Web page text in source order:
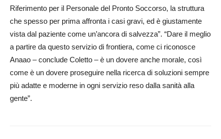
Riferimento per il Personale del Pronto Soccorso, la struttura
che spesso per prima affronta i casi gravi, ed è giustamente
vista dal paziente come un’ancora di salvezza”. “Dare il meglio
a partire da questo servizio di frontiera, come ci riconosce
Anaao – conclude Coletto – è un dovere anche morale, così
come è un dovere proseguire nella ricerca di soluzioni sempre
più adatte e moderne in ogni servizio reso dalla sanità alla
gente”.